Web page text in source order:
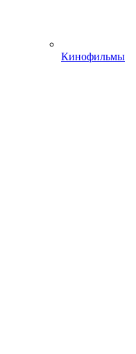
Кинофильмы